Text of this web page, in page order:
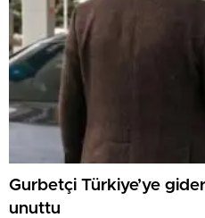
Gurbetçi Türkiye’ye
unuttu